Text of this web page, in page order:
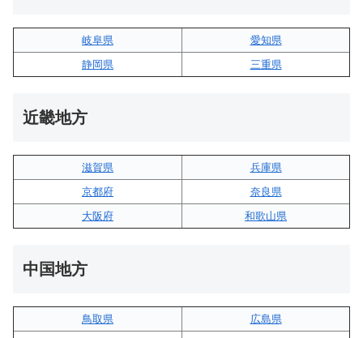
岐阜県
愛知県
静岡県
三重県
近畿地方
滋賀県
兵庫県
京都府
奈良県
大阪府
和歌山県
中国地方
鳥取県
広島県